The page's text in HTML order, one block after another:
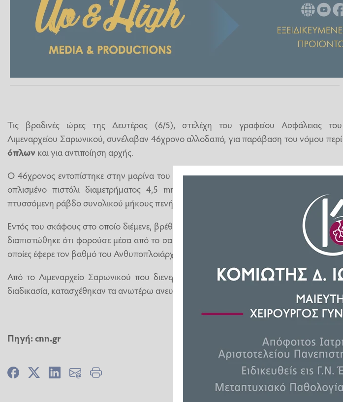
Τις βραδινές ώρες της Δευτέρας (6/5), στελέχη του γραφείου Ασφάλειας του
Λιμεναρχείου Σαρωνικού, συνέλαβαν 46χρονο αλλοδαπό, για παράβαση του νόμου περί
όπλων και για αντιποίηση αρχής.
Ο 46χρονος εντοπίστηκε στην μαρίνα του
Αγίου Κοσμά, να έχει στην κατοχή του ένα
οπλισμένο πιστόλι διαμετρήματος 4,5 mm με γεμιστήρα καθώς και μία μεταλλική
πτυσσόμενη ράβδο συνολικού μήκους πενήντα πέντε εκατοστών (55cm).
Εντός του σκάφους στο οποίο διέμενε, βρέθηκε μία πλαστική θήκη μέσης πιστολιού, ενώ
διαπιστώθηκε ότι φορούσε μέσα από το σακάκι του, λευκό πουκάμισο με επωμίδες, στις
οποίες έφερε τον βαθμό του Ανθυποπλοιάρχου Λιμενικού Σώματος.
Από το Λιμεναρχείο Σαρωνικού που διενεργεί την προανάκριση κατά την αυτόφωρη
διαδικασία, κατασχέθηκαν τα ανωτέρω ανευρεθέντα.
Πηγή: cnn.gr